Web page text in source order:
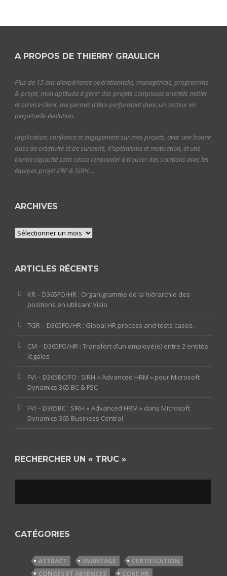
A PROPOS DE THIERRY GRAULICH
Plus de 15 ans d’expérience opérationnelle, managériale, programme
& projet, mon aptitude à gérer des projets complexes orientés métier
et service client, me permet d’être performant dans un secteur en
perpétuelle évolution.
Implication, confiance et engagement sur mes projets, avec une bonne
dose de créativité et de curiosité, d’optimisme et motivation, et une
bonne capacité sans cesse renouveler à trouver des solutions avec les
équipes projet ERP & SIRH…
ARCHIVES
Archives
ARTICLES RÉCENTS
KR – D365FO/HR : Organigramme de la hiérarchie des
positions en utilisant Visio
TGR – D365FO/HR : Global HR process and tests cases.
CM – D365FO/HR : Transfert d’un employé(e) entre 2 entités
légales
FVI – D365BC/FO : SIRH « Advanced HRM » pour Microsoft
Dynamics 365 BC & FSC
FVI – D365BC : SIRH « Advanced HRM » dans Microsoft
Dynamics 365 Business Central
RECHERCHER UN « TRUC »
CATÉGORIES
ATTRACT AVANTAGE
CERTIFICATION
CONGÉS ET ABSENCES
CORE HR